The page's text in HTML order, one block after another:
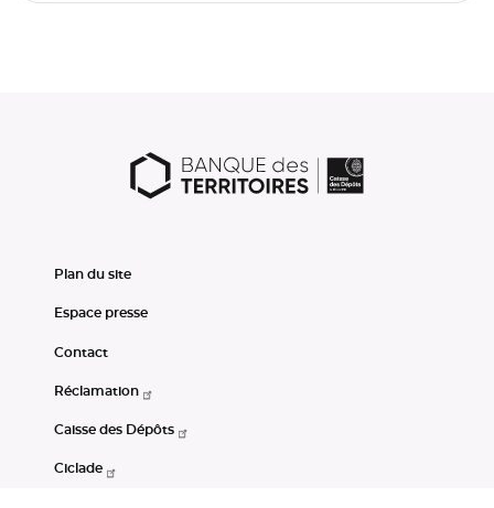
Plan du site
Espace presse
Contact
Réclamation
Caisse des Dépôts
Ciclade